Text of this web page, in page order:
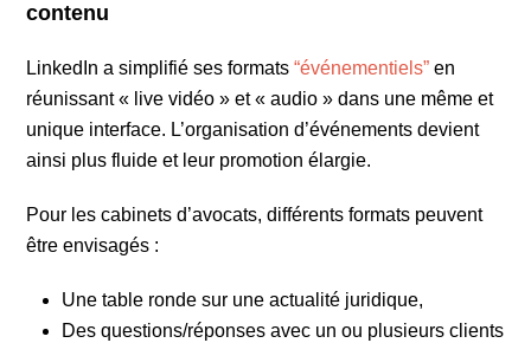
contenu
LinkedIn a simplifié ses formats“événementiels” en
réunissant « live vidéo » et « audio » dans une même et
unique interface. L’organisation d’événements devient
ainsi plus fluide et leur promotion élargie.
Pour les cabinets d’avocats, différents formats peuvent
être envisagés :
Une table ronde sur une actualité juridique,
Des questions/réponses avec un ou plusieurs clients